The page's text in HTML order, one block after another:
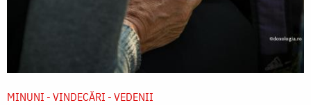
MINUNI - VINDECĂRI - VEDENII